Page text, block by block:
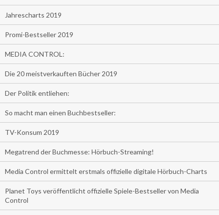
Jahrescharts 2019
Promi-Bestseller 2019
MEDIA CONTROL:
Die 20 meistverkauften Bücher 2019
Der Politik entliehen:
So macht man einen Buchbestseller:
TV-Konsum 2019
Megatrend der Buchmesse: Hörbuch-Streaming!
Media Control ermittelt erstmals offizielle digitale Hörbuch-Charts
Planet Toys veröffentlicht offizielle Spiele-Bestseller von Media
Control